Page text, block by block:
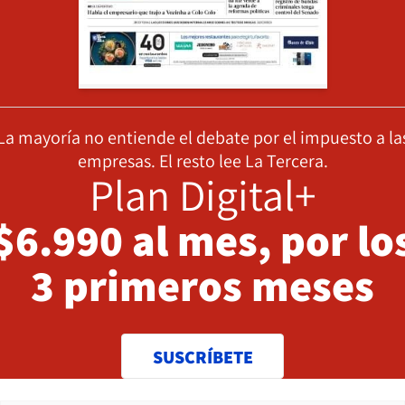
mayoría no entiende el debate por el impuesto a
empresas. El resto lee La Tercera.
Plan Digital+
al mes, por
3 primeros meses
SUSCRÍBETE